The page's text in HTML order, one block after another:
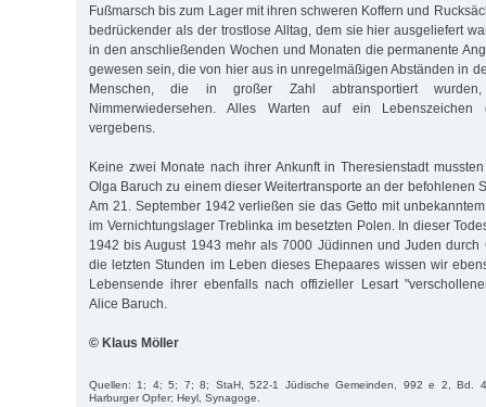
Fußmarsch bis zum Lager mit ihren schweren Koffern und
bedrückender als der trostlose Alltag, dem sie hier ausgeliefert
in den anschließenden Wochen und Monaten die permanente
gewesen sein, die von hier aus in unregelmäßigen Abständen in
Menschen, die in großer Zahl abtransportiert
Nimmerwiedersehen. Alles Warten auf ein Lebenszeichen
vergebens.
Keine zwei Monate nach ihrer Ankunft in Theresienstadt
Olga Baruch zu einem dieser Weitertransporte an der befohlenen
Am 21. September 1942 verließen sie das Getto mit
im Vernichtungslager Treblinka im besetzten Polen. In dieser
1942 bis August 1943 mehr als 7000 Jüdinnen und Juden durch
die letzten Stunden im Leben dieses Ehepaares wissen wir
Lebensende ihrer ebenfalls nach offizieller Lesart
Alice Baruch.
© Klaus Möller
Quellen: 1; 4; 5; 7; 8; StaH, 522-1 Jüdische Gemeinden, 992 e 2, Bd.
Harburger Opfer; Heyl, Synagoge.